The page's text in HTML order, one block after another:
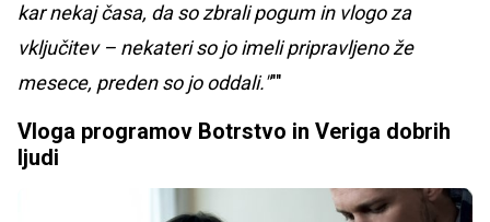
kar nekaj časa, da so zbrali pogum in vlogo za
vključitev – nekateri so jo imeli pripravljeno že
mesece, preden so jo oddali."""
Vloga programov Botrstvo in Veriga dobrih
ljudi